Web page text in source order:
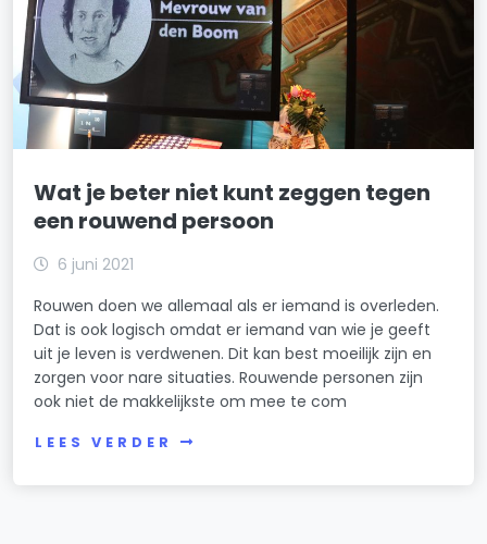
Wat je beter niet kunt zeggen tegen
een rouwend persoon
6 juni 2021
Rouwen doen we allemaal als er iemand is overleden.
Dat is ook logisch omdat er iemand van wie je geeft
uit je leven is verdwenen. Dit kan best moeilijk zijn en
zorgen voor nare situaties. Rouwende personen zijn
ook niet de makkelijkste om mee te com
LEES VERDER